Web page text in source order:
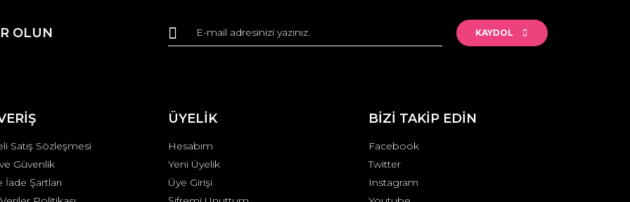
Yorum Yaz
OLUN KAYDOL
Satış Sözleşmesi
Güvenlik
İade Şartları
ÜYELİK
Hesabım
Yeni Üyelik
Üye Girişi
BİZİ TAKİP EDİN
Facebook
Twitter
Instagram